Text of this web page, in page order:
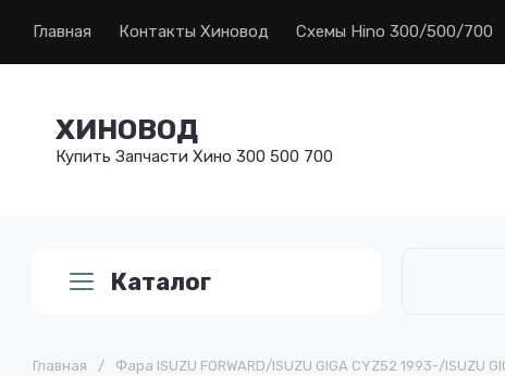
Главная Контакты Хиновод Схемы Hino 300/500/700
ХИНОВОД
Купить Запчасти Хино 300 500 700
Каталог
Главная / Фара ISUZU FORWARD/ISUZU GIGA CYZ52 1993-/ISUZU